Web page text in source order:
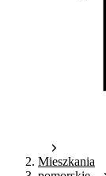
Mieszkania